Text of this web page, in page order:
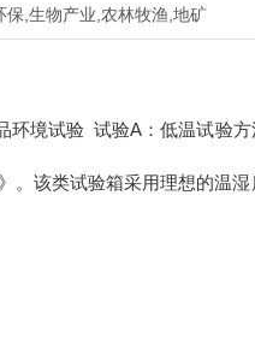
保,生物产业,农林牧渔,地矿
环境试验 试验A：低温试验
。该类试验箱采用理想的温湿